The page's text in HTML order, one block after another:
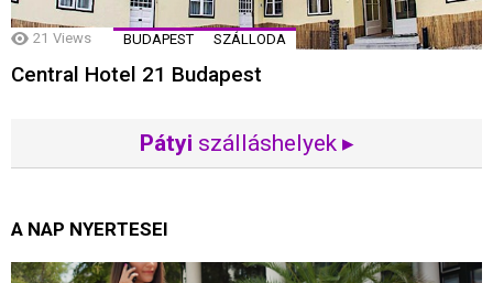
21 Views BUDAPEST SZÁLLODA
Central Hotel 21 Budapest
Pátyi szálláshelyek ▸
A NAP NYERTESEI